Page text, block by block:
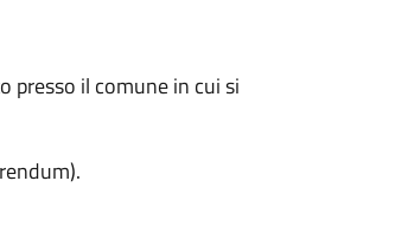
presso il comune in cui si